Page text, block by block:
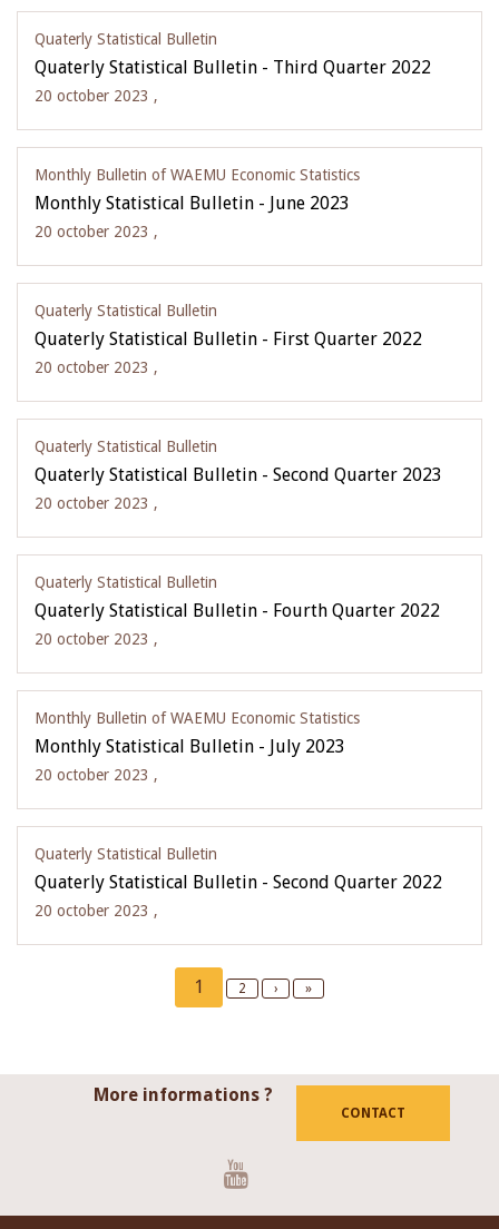
Quaterly Statistical Bulletin
Quaterly Statistical Bulletin - Third Quarter 2022
20 october 2023 ,
Monthly Bulletin of WAEMU Economic Statistics
Monthly Statistical Bulletin - June 2023
20 october 2023 ,
Quaterly Statistical Bulletin
Quaterly Statistical Bulletin - First Quarter 2022
20 october 2023 ,
Quaterly Statistical Bulletin
Quaterly Statistical Bulletin - Second Quarter 2023
20 october 2023 ,
Quaterly Statistical Bulletin
Quaterly Statistical Bulletin - Fourth Quarter 2022
20 october 2023 ,
Monthly Bulletin of WAEMU Economic Statistics
Monthly Statistical Bulletin - July 2023
20 october 2023 ,
Quaterly Statistical Bulletin
Quaterly Statistical Bulletin - Second Quarter 2022
20 october 2023 ,
Current
page
1 Page
2
Next
›
Last
»
More informations ?
CONTACT